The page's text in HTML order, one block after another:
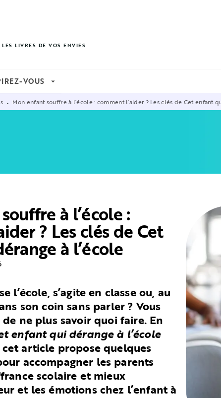
LES LIVRES DE VOS ENVIES
VOUS arrow_drop_down
• Mon enfant souffre à l’école : comment l’aider ? Les clés de Cet enfant
à l’école :
? Les clés de Cet
à l’école
l’école, s’agite en classe ou, au
son coin sans parler ? Vous
de ne plus savoir quoi faire. En
enfant qui dérange à l’école
cet article propose quelques
accompagner les parents
scolaire et mieux
et les émotions chez l’enfant à